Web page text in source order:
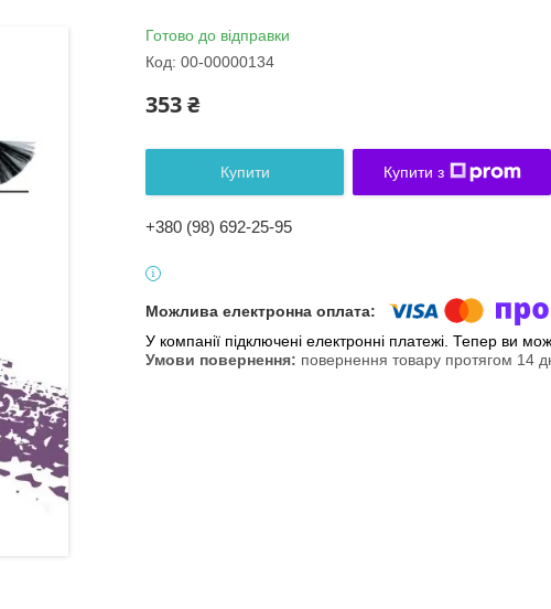
Готово до відправки
Код: 00-00000134
353 ₴
Купити Купити з
+380 (98) 692-25-95
У компанії підключені електронні платежі. Тепер ви
повернення товару протягом 14